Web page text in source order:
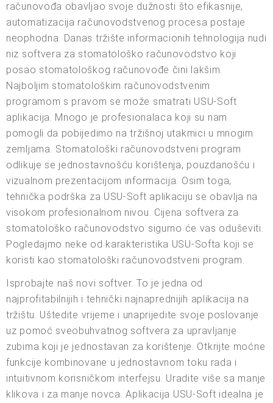
računovođa obavljao svoje dužnosti što efikasnije,
automatizacija računovodstvenog procesa postaje
neophodna. Danas tržište informacionih tehnologija nudi
niz softvera za stomatološko računovodstvo koji
posao stomatološkog računovođe čini lakšim.
Najboljim stomatološkim računovodstvenim
programom s pravom se može smatrati USU-Soft
aplikacija. Mnogo je profesionalaca koji su nam
pomogli da pobijedimo na tržišnoj utakmici u mnogim
zemljama. Stomatološki računovodstveni program
odlikuje se jednostavnošću korištenja, pouzdanošću i
vizualnom prezentacijom informacija. Osim toga,
tehnička podrška za USU-Soft aplikaciju se obavlja na
visokom profesionalnom nivou. Cijena softvera za
stomatološko računovodstvo sigurno će vas oduševiti.
Pogledajmo neke od karakteristika USU-Softa koji se
koristi kao stomatološki računovodstveni program.
Isprobajte naš novi softver. To je jedna od
najprofitabilnijih i tehnički najnaprednijih aplikacija na
tržištu. Uštedite vrijeme i unaprijedite svoje poslovanje
uz pomoć sveobuhvatnog softvera za upravljanje
zubima koji je jednostavan za korištenje. Otkrijte moćne
funkcije kombinovane u jednostavnom toku rada i
intuitivnom korisničkom interfejsu. Uradite više sa manje
klikova i za manje novca. Aplikacija USU-Soft idealna je